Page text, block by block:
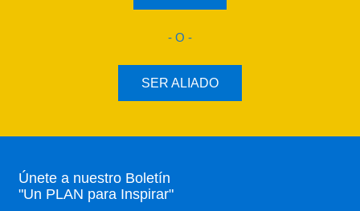
- O -
SER ALIADO
Únete a nuestro Boletín
"Un PLAN para Inspirar"